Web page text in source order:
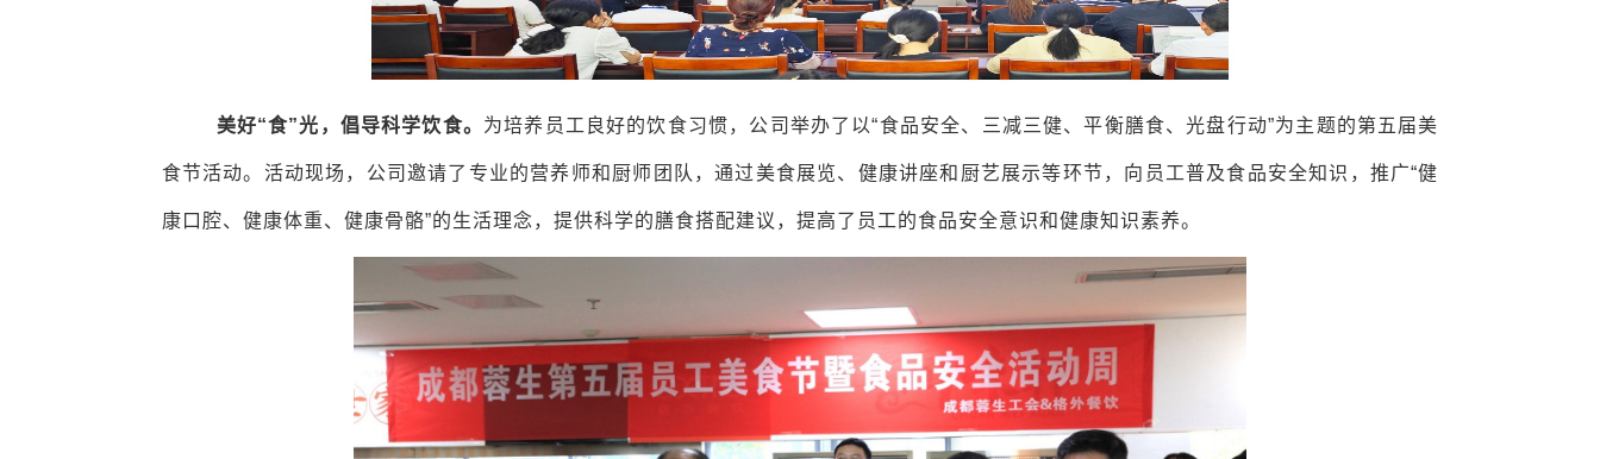
美好“食”光，倡导科学饮食。 为培养员工良好的饮食习惯，公司举办了以“食品安全、三减三健、平衡膳食、光盘行动”为主题的第五届美
食节活动。活动现场，公司邀请了专业的营养师和厨师团队，通过美食展览、健康讲座和厨艺展示等环节，向员工普及食品安全知识，推广“健
康口腔、健康体重、健康骨骼”的生活理念，提供科学的膳食搭配建议，提高了员工的食品安全意识和健康知识素养。